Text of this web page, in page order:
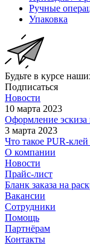
Ручные
Упаковка
Будьте в курсе
Подписаться
Новости
10 марта 2023
Оформление эскиза
3 марта 2023
Что такое PUR-
О компании
Новости
Прайс-лист
Бланк заказа на
Вакансии
Сотрудники
Помощь
Партнёрам
Контакты